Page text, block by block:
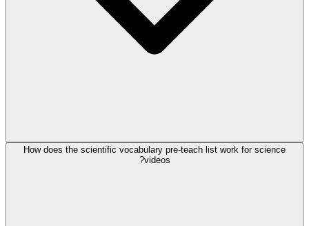
How does the scientific vocabulary pre-teach list work for science
videos?